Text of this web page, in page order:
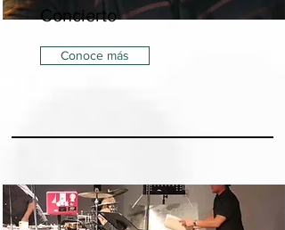
Concierto
Conoce más